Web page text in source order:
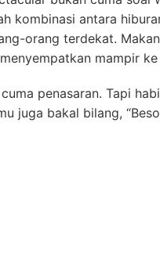
kombinasi antara
orang terdekat.
mampir
penasaran. Tapi
juga bakal bilang,